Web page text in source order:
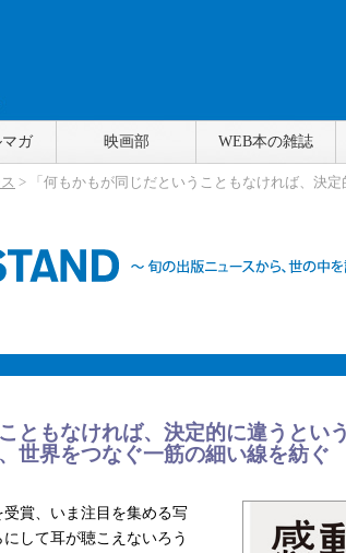
ガ 映画部 WEB本の雑誌
> 「何もかもが同じだということもなければ、決
ともなければ、決定的に違うとい
世界をつなぐ一筋の細い線を紡ぐ
賞、いま注目を集める写
して耳が聴こえないろう